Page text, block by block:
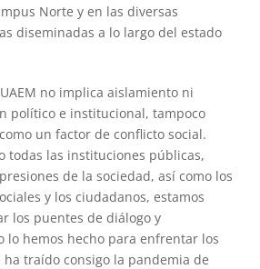
Norte y en las diversas
diseminadas a lo largo del estado
no implica aislamiento ni
político e institucional, tampoco
un factor de conflicto social.
todas las instituciones públicas,
de la sociedad, así como los
y los ciudadanos, estamos
los puentes de diálogo y
lo hemos hecho para enfrentar los
ha traído consigo la pandemia de